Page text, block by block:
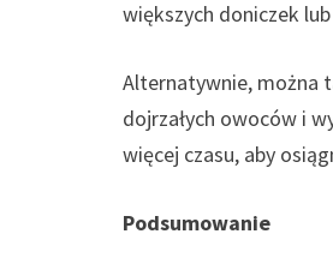
większych doniczek
Alternatywnie, można
dojrzałych owoców i
więcej czasu, aby
Podsumowanie